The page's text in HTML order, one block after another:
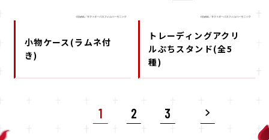
小物ケース(ラムネ付
き)
トレーディングアクリ
ルぷちスタンド(全5
種)
1 2 3